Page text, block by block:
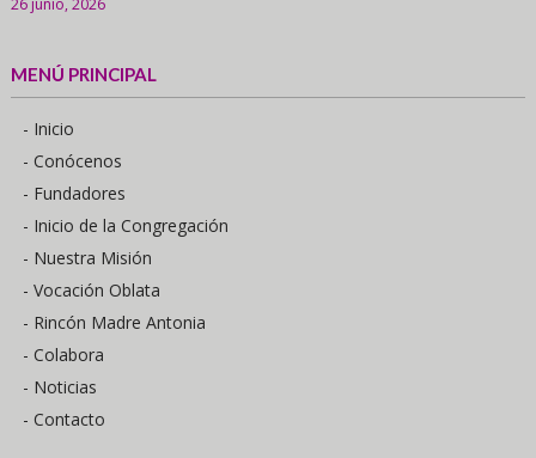
MENÚ PRINCIPAL
- Inicio
- Conócenos
- Fundadores
- Inicio de la Congregación
- Nuestra Misión
- Vocación Oblata
- Rincón Madre Antonia
- Colabora
- Noticias
- Contacto